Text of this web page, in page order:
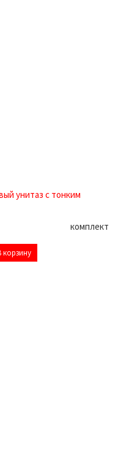
унитаз с тонким
комплект
корзину